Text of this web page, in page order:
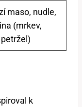
maso, nudle,⁢
(mrkev,
⁢k⁢